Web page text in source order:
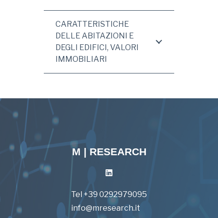
CARATTERISTICHE
DELLE ABITAZIONI E
DEGLI EDIFICI, VALORI
IMMOBILIARI
M | RESEARCH
Tel +39 0292979095
info@mresearch.it